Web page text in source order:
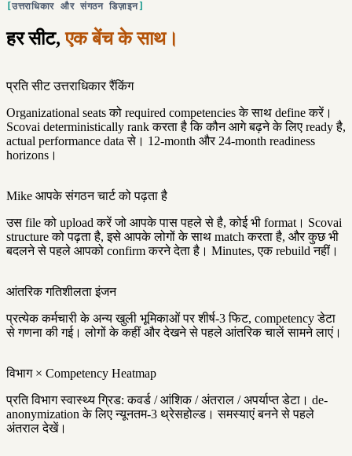
उत्तराधिकार और संगठन डिज़ाइन
हर सीट,एक बेंच के साथ।
प्रति सीट उत्तराधिकार रैंकिंग
Organizational seats को required competencies के साथ define करें।
Scovai deterministically rank करता है कि कौन आगे बढ़ने के लिए ready है,
actual performance data से। 12-month और 24-month readiness
horizons।
Mike आपके संगठन चार्ट को पढ़ता है
उस file को upload करें जो आपके पास पहले से है, कोई भी format। Scovai
structure को पढ़ता है, इसे आपके लोगों के साथ match करता है, और कुछ भी
बदलने से पहले आपको confirm करने देता है। Minutes, एक rebuild नहीं।
आंतरिक गतिशीलता इंजन
प्रत्येक कर्मचारी के अन्य खुली भूमिकाओं पर शीर्ष-3 फिट, competency डेटा
से गणना की गई। लोगों के कहीं और देखने से पहले आंतरिक चालें सामने लाएं।
विभाग × Competency Heatmap
प्रति विभाग स्वास्थ्य ग्रिड: कवर्ड / आंशिक / अंतराल / अपर्याप्त डेटा। de-
anonymization के लिए न्यूनतम-3 थ्रेसहोल्ड। समस्याएं बनने से पहले
अंतराल देखें।